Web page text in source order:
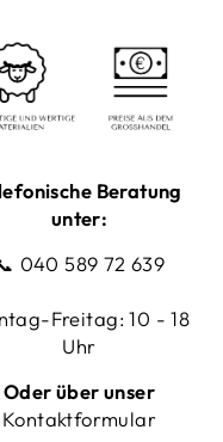
Beratung
unter:
040 589 72 639
Freitag: 10 - 18
Uhr
Oder über unser
Kontaktformular